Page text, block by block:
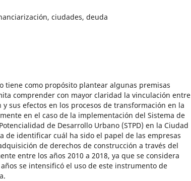
ciudades, deuda
tiene como propósito plantear algunas premisas
comprender con mayor claridad la vinculación entre
sus efectos en los procesos de transformación en la
en el caso de la implementación del Sistema de
de Desarrollo Urbano (STPD) en la Ciudad
de identificar cuál ha sido el papel de las empresas
de derechos de construcción a través del
entre los años 2010 a 2018, ya que se considera
se intensificó el uso de este instrumento de